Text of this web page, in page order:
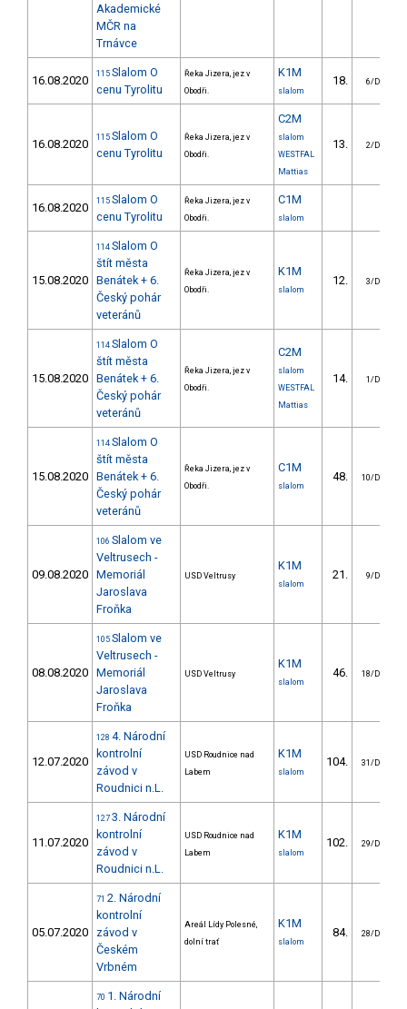
Akademické
MČR na
Trnávce
16.08.2020 115 Slalom O
cenu Tyrolitu
Řeka Jizera, jez v
Obodři.
K1M
slalom
18. 6/DM
16.08.2020 115 Slalom O
cenu Tyrolitu
Řeka Jizera, jez v
Obodři.
C2M
slalom
WESTFAL
Mattias
13. 2/DM
16.08.2020 115 Slalom O
cenu Tyrolitu
Řeka Jizera, jez v
Obodři.
C1M
slalom
15.08.2020
114 Slalom O
štít města
Benátek + 6.
Český pohár
veteránů
Řeka Jizera, jez v
Obodři.
K1M
slalom
12. 3/DM
15.08.2020
114 Slalom O
štít města
Benátek + 6.
Český pohár
veteránů
Řeka Jizera, jez v
Obodři.
C2M
slalom
WESTFAL
Mattias
14. 1/DM
15.08.2020
114 Slalom O
štít města
Benátek + 6.
Český pohár
veteránů
Řeka Jizera, jez v
Obodři.
C1M
slalom
48. 10/DM
09.08.2020
106 Slalom ve
Veltrusech -
Memoriál
Jaroslava
Froňka
USD Veltrusy
K1M
slalom
21. 9/DM
08.08.2020
105 Slalom ve
Veltrusech -
Memoriál
Jaroslava
Froňka
USD Veltrusy
K1M
slalom
46. 18/DM
12.07.2020
128 4. Národní
kontrolní
závod v
Roudnici n.L.
USD Roudnice nad
Labem
K1M
slalom
104. 31/DM
11.07.2020
127 3. Národní
kontrolní
závod v
Roudnici n.L.
USD Roudnice nad
Labem
K1M
slalom
102. 29/DM
05.07.2020
71 2. Národní
kontrolní
závod v
Českém
Vrbném
Areál Lídy Polesné,
dolní trať
K1M
slalom
84. 28/DM
70 1. Národní